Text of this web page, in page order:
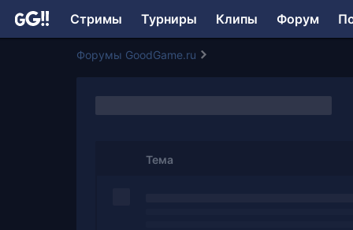
Стримы Турниры Клипы Форум
Форумы GoodGame.ru
Тема